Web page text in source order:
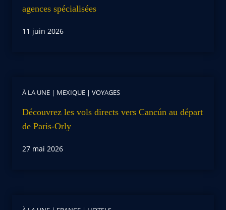
agences spécialisées
11 juin 2026
À LA UNE | MEXIQUE | VOYAGES
Découvrez les vols directs vers Cancún au départ
de Paris-Orly
27 mai 2026